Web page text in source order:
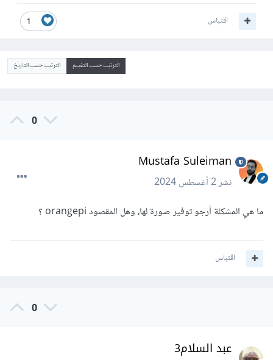
1 اقتباس
الترتيب حسب التقييم الترتيب حسب التاريخ
0
Mustafa Suleiman
نشر2 أغسطس 2024
ما هي المشكلة أرجو توفير صورة لها، وهل المقصود orangepi ؟
اقتباس
0
عبد السلام3